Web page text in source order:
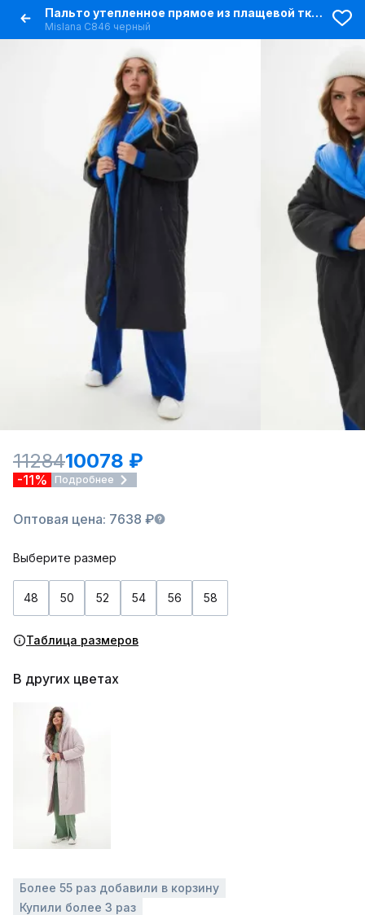
Пальто утепленное прямое из плащевой ткани с капюшоном
Mislana С846 черный
1128410078 ₽
-11% Подробнее
Оптовая цена: 7638 ₽
Выберите размер
48 50 52 54 56 58
Таблица размеров
В других цветах
Более 55 раз добавили в корзину
Купили более 3 раз